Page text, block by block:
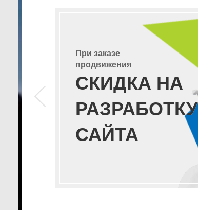
При заказе
продвижения
СКИДКА НА
РАЗРАБОТКУ
САЙТА